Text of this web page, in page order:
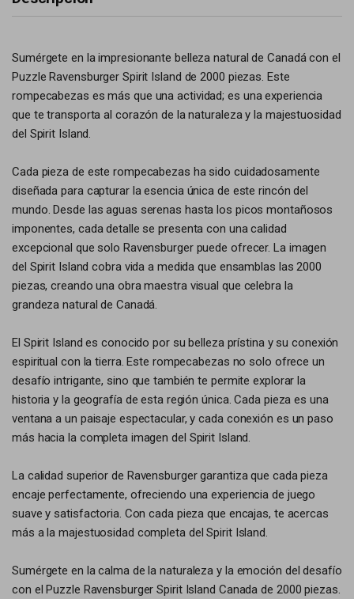
Sumérgete en la impresionante belleza natural de Canadá con el
Puzzle Ravensburger Spirit Island de 2000 piezas. Este
rompecabezas es más que una actividad; es una experiencia
que te transporta al corazón de la naturaleza y la majestuosidad
del Spirit Island.
Cada pieza de este rompecabezas ha sido cuidadosamente
diseñada para capturar la esencia única de este rincón del
mundo. Desde las aguas serenas hasta los picos montañosos
imponentes, cada detalle se presenta con una calidad
excepcional que solo Ravensburger puede ofrecer. La imagen
del Spirit Island cobra vida a medida que ensamblas las 2000
piezas, creando una obra maestra visual que celebra la
grandeza natural de Canadá.
El Spirit Island es conocido por su belleza prístina y su conexión
espiritual con la tierra. Este rompecabezas no solo ofrece un
desafío intrigante, sino que también te permite explorar la
historia y la geografía de esta región única. Cada pieza es una
ventana a un paisaje espectacular, y cada conexión es un paso
más hacia la completa imagen del Spirit Island.
La calidad superior de Ravensburger garantiza que cada pieza
encaje perfectamente, ofreciendo una experiencia de juego
suave y satisfactoria. Con cada pieza que encajas, te acercas
más a la majestuosidad completa del Spirit Island.
Sumérgete en la calma de la naturaleza y la emoción del desafío
con el Puzzle Ravensburger Spirit Island Canada de 2000 piezas.